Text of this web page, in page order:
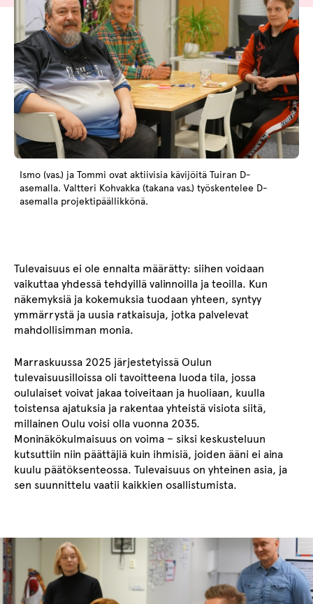
Ismo (vas.) ja Tommi ovat aktiivisia kävijöitä Tuiran D-
asemalla. Valtteri Kohvakka (takana vas.) työskentelee D-
asemalla projektipäällikkönä.
Tulevaisuus ei ole ennalta määrätty: siihen voidaan
vaikuttaa yhdessä tehdyillä valinnoilla ja teoilla. Kun
näkemyksiä ja kokemuksia tuodaan yhteen, syntyy
ymmärrystä ja uusia ratkaisuja, jotka palvelevat
mahdollisimman monia.
Marraskuussa 2025 järjestetyissä Oulun
tulevaisuusilloissa oli tavoitteena luoda tila, jossa
oululaiset voivat jakaa toiveitaan ja huoliaan, kuulla
toistensa ajatuksia ja rakentaa yhteistä visiota siitä,
millainen Oulu voisi olla vuonna 2035.
Moninäkökulmaisuus on voima – siksi keskusteluun
kutsuttiin niin päättäjiä kuin ihmisiä, joiden ääni ei aina
kuulu päätöksenteossa. Tulevaisuus on yhteinen asia, ja
sen suunnittelu vaatii kaikkien osallistumista.